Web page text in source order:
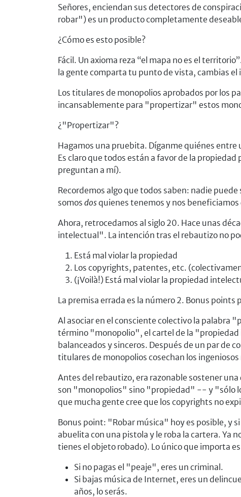
Señores, enciendan sus detectores de
robar") es un producto completamente
¿Cómo es esto posible?
Fácil. Un axioma reza el mapa no es el territorio
la gente comparta tu punto de vista, cambias
Los titulares de monopolios aprobados por los
incansablemente para "propertizar" estos
¿"Propertizar"?
Hagamos una pruebita. Díganme quiénes
Es claro que todos están a favor de la
preguntan a mí).
Recordemos algo que todos saben: nadie
somos dosquienes tenemos y nos beneficiamos
Ahora, retrocedamos al siglo 20. Hace unas
intelectual". La intención tras el rebautizo no
Está mal violar la propiedad
Los copyrights, patentes, etc.
(¡Voilà!) Está mal violar la propiedad
La premisa errada es la número 2. Bonus
Al asociar en el consciente colectivo la palabra
término "monopolio", el cartel de la
balanceados y sinceros. Después de un par de
titulares de monopolios cosechan los
Antes del rebautizo, era razonable sostener
son "monopolios" sino "propiedad" -- y "sólo
que mucha gente cree que los copyrights no
Bonus point: "Robar música" hoy es posible, y
abuelita con una pistola y le roba la cartera. Ya
tienes el objeto robado). Lo único que importa
Si no pagas el "peaje", eres un criminal.
Si bajas música de Internet, eres un
años, lo serás.